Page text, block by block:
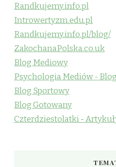
Randkujemy.info.pl
Introwertyzm.edu.pl
Randkujemy.info.pl/blog/
ZakochanaPolska.co.uk
Blog Mediowy
Psychologia Mediów - Blog
Blog Sportowy
Blog Gotowany
Czterdziestolatki -